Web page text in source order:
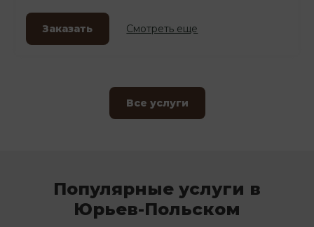
Заказать Смотреть еще
Все услуги
Популярные услуги в
Юрьев-Польском